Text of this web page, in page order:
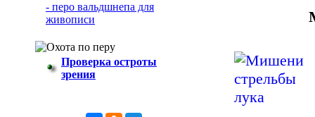
- перо вальдшнепа для
живописи
Проверка остроты
зрения